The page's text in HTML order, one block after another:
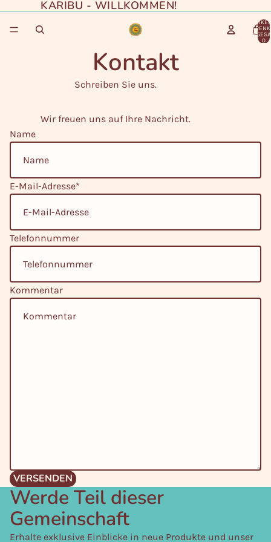
KARIBU - WILLKOMMEN!
0
Kontakt
Schreiben Sie uns.
Wir freuen uns auf Ihre Nachricht.
Name
E-Mail-Adresse*
Telefonnummer
Kommentar
VERSENDEN
Werde Teil dieser
Gemeinschaft
Erhalte exklusive Einblicke in neue Produkte und unser
Datenschutzerklärung